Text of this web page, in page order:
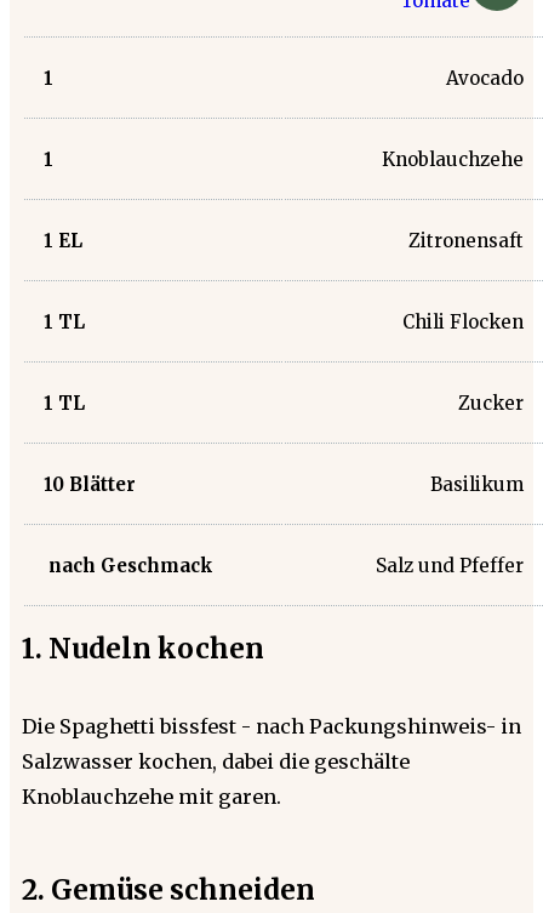
1 Avocado
1 Knoblauchzehe
1 EL Zitronensaft
1 TL Chili Flocken
1 TL Zucker
10 Blätter Basilikum
nach Geschmack Salz und Pfeffer
1. Nudeln kochen
Die Spaghetti bissfest - nach Packungshinweis- in
Salzwasser kochen, dabei die geschälte
Knoblauchzehe mit garen.
2. Gemüse schneiden